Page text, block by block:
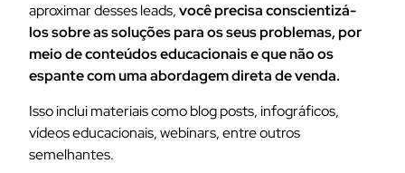
aproximar desses leads,você precisa conscientizá-
los sobre as soluções para os seus problemas, por
meio de conteúdos educacionais e que não os
espante com uma abordagem direta de venda.
Isso inclui materiais como blog posts, infográficos,
vídeos educacionais, webinars, entre outros
semelhantes.